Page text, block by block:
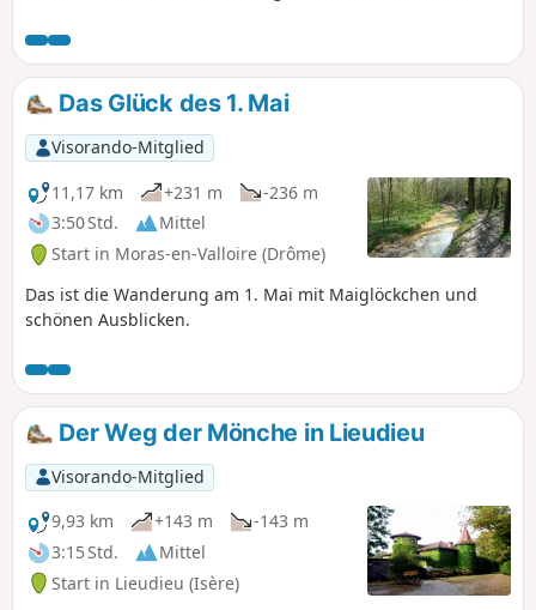
WANDERUNGEN ABSOLVIEREN: Sie können Fotos einstellen
und den Standort auf der Strecke angeben.
Das Glück des 1. Mai
Visorando-Mitglied
11,17 km
+231 m
-236 m
3:50 Std.
Mittel
Start in Moras-en-Valloire (Drôme)
Das ist die Wanderung am 1. Mai mit Maiglöckchen und
schönen Ausblicken.
Der Weg der Mönche in Lieudieu
Visorando-Mitglied
9,93 km
+143 m
-143 m
3:15 Std.
Mittel
Start in Lieudieu (Isère)